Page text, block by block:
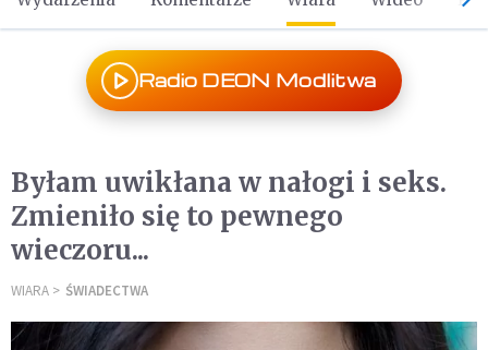
Radio DEON Modlitwa
Byłam uwikłana w nałogi i seks.
Zmieniło się to pewnego
wieczoru...
WIARA ŚWIADECTWA